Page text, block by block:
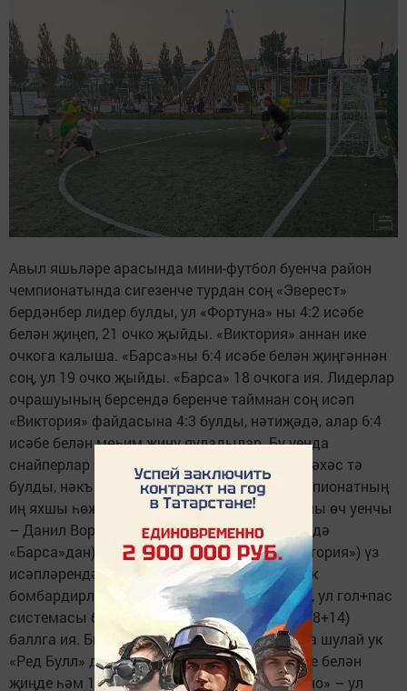
Авыл яшьләре арасында мини-футбол буенча район
чемпионатында сигезенче турдан соң «Эверест»
бердәнбер лидер булды, ул «Фортуна» ны 4:2 исәбе
белән җиңеп, 21 очко җыйды. «Виктория» аннан ике
очкога калыша. «Барса»ны 6:4 исәбе белән җиңгәннән
соң, ул 19 очко җыйды. «Барса» 18 очкога ия. Лидерлар
очрашуының берсендә беренче таймнан соң исәп
«Виктория» файдасына 4:3 булды, нәтиҗәдә, алар 6:4
исәбе белән мөһим җиңү яуладылар. Бу уенда
снайперлар һәм бомбардирлар арасында бәхәс тә
булды, нәкъ менә шушы командаларда чемпионатның
иң яхшы һөҗүмчеләре уйный. Хәзер берьюлы өч уенчы
– Данил Воркунов, Валерий Бирюков (икесе дә
«Барса»дан) һәм Сергей Одинцовның («Виктория») үз
исәпләрендә 18әр голы бар. Данил шулай ук
бомбардирлар арасында лидер булып тора, ул гол+пас
системасы буенча 34 (18+16), ә Сергей 32 (18+14)
баллга ия. Биш алдынгы команда арасында шулай ук
«Ред Булл» да бар, ул «Балтика»ны 6:2 исәбе белән
җиңде һәм 17 очко җыйды, шулай ук «Ленино» – ул